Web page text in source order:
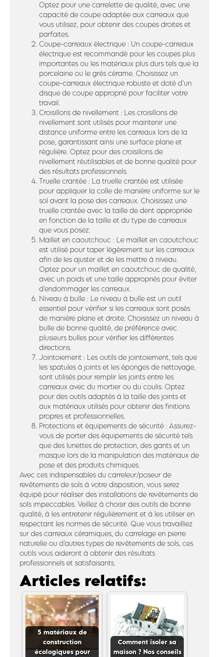
Optez pour une carrelette de qualité, avec une
capacité de coupe adaptée aux carreaux que
vous utilisez, pour obtenir des coupes droites et
parfaites.
Coupe-carreaux électrique : Un coupe-carreaux
électrique est recommandé pour les coupes plus
importantes ou les matériaux plus durs tels que la
porcelaine ou le grès cérame. Choisissez un
coupe-carreaux électrique robuste et doté d’un
disque de coupe approprié pour faciliter votre
travail.
Croisillons de nivellement : Les croisillons de
nivellement sont utilisés pour maintenir une
distance uniforme entre les carreaux lors de la
pose, garantissant ainsi une surface plane et
régulière. Optez pour des croisillons de
nivellement réutilisables et de bonne qualité pour
des résultats professionnels.
Truelle crantée : La truelle crantée est utilisée
pour appliquer la colle de manière uniforme sur le
sol avant la pose des carreaux. Choisissez une
truelle crantée avec la taille de dent appropriée
en fonction de la taille et du type de carreaux
que vous posez.
Maillet en caoutchouc : Le maillet en caoutchouc
est utilisé pour taper légèrement sur les carreaux
afin de les ajuster et de les mettre à niveau.
Optez pour un maillet en caoutchouc de qualité,
avec un poids et une taille appropriés pour éviter
d’endommager les carreaux.
Niveau à bulle : Le niveau à bulle est un outil
essentiel pour vérifier si les carreaux sont posés
de manière plane et droite. Choisissez un niveau à
bulle de bonne qualité, de préférence avec
plusieurs bulles pour vérifier les différentes
directions.
Jointoiement : Les outils de jointoiement, tels que
les spatules à joints et les éponges de nettoyage,
sont utilisés pour remplir les joints entre les
carreaux avec du mortier ou du coulis. Optez
pour des outils adaptés à la taille des joints et
aux matériaux utilisés pour obtenir des finitions
propres et professionnelles.
Protections et équipements de sécurité : Assurez-
vous de porter des équipements de sécurité tels
que des lunettes de protection, des gants et un
masque lors de la manipulation des matériaux de
pose et des produits chimiques.
Avec ces indispensables du carreleur/poseur de
revêtements de sols à votre disposition, vous serez
équipé pour réaliser des installations de revêtements de
sols impeccables. Veillez à choisir des outils de bonne
qualité, à les entretenir régulièrement et à les utiliser en
respectant les normes de sécurité. Que vous travailliez
sur des carreaux céramiques, du carrelage en pierre
naturelle ou d’autres types de revêtements de sols, ces
outils vous aideront à obtenir des résultats
professionnels et satisfaisants.
Articles relatifs:
5 matériaux de
construction
écologiques pour
Comment isoler sa
maison ? Nos conseils